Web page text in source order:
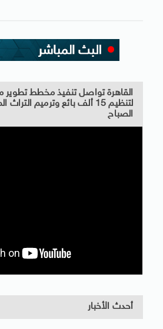
القاهرة تواصل تنفيذ مخطط تطوير
لتنظيم 15 ألف بائع وترميم
الصباح
أحدث الأخبار